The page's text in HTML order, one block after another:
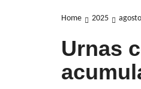
Home 2025 agosto
Urnas